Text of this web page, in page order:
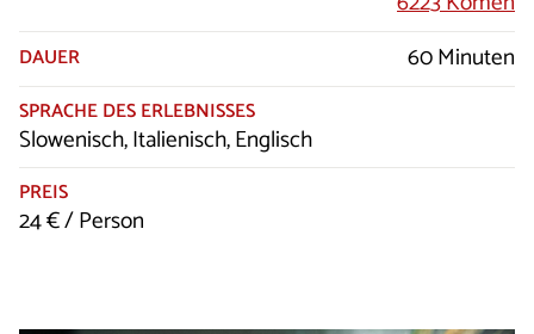
DAUER 60 Minuten
SPRACHE DES ERLEBNISSES
Slowenisch, Italienisch, Englisch
PREIS
24 € / Person